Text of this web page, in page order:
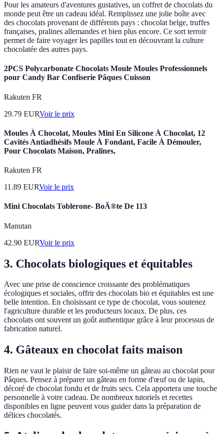
Pour les amateurs d'aventures gustatives, un coffret de chocolats du
monde peut être un cadeau idéal. Remplissez une jolie boîte avec
des chocolats provenant de différents pays : chocolat belge, truffes
françaises, pralines allemandes et bien plus encore. Ce sort terroir
permet de faire voyager les papilles tout en découvrant la culture
chocolatée des autres pays.
2PCS Polycarbonate Chocolats Moule Moules Professionnels
pour Candy Bar Confiserie Pâques Cuisson
Rakuten FR
29.79 EURVoir le prix
Moules À Chocolat, Moules Mini En Silicone À Chocolat, 12
Cavités Antiadhésifs Moule À Fondant, Facile À Démouler,
Pour Chocolats Maison, Pralines,
Rakuten FR
11.89 EURVoir le prix
Mini Chocolats Toblerone- BoÃ®te De 113
Manutan
42.90 EURVoir le prix
3. Chocolats biologiques et équitables
Avec une prise de conscience croissante des problématiques
écologiques et sociales, offrir des chocolats bio et équitables est une
belle intention. En choisissant ce type de chocolat, vous soutenez
l'agriculture durable et les producteurs locaux. De plus, ces
chocolats ont souvent un goût authentique grâce à leur processus de
fabrication naturel.
4. Gâteaux en chocolat faits maison
Rien ne vaut le plaisir de faire soi-même un gâteau au chocolat pour
Pâques. Pensez à préparer un gâteau en forme d'œuf ou de lapin,
décoré de chocolat fondu et de fruits secs. Cela apportera une touche
personnelle à votre cadeau. De nombreux tutoriels et recettes
disponibles en ligne peuvent vous guider dans la préparation de
délices chocolatés.